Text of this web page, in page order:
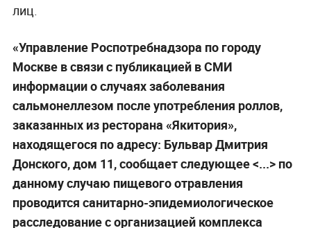
лиц.
«Управление Роспотребнадзора по городу
Москве в связи с публикацией в СМИ
информации о случаях заболевания
сальмонеллезом после употребления роллов,
заказанных из ресторана «Якитория»,
находящегося по адресу: Бульвар Дмитрия
Донского, дом 11, сообщает следующее <...> по
данному случаю пищевого отравления
проводится санитарно-эпидемиологическое
расследование с организацией комплекса